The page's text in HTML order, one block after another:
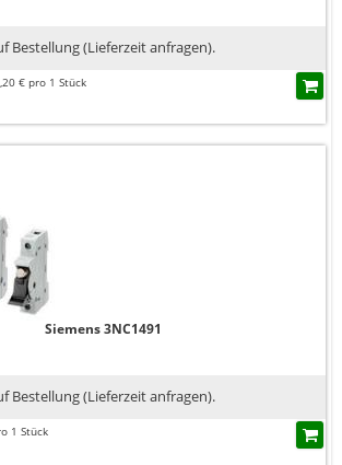
Bestellung (Lieferzeit anfragen).
€ pro 1 Stück
Siemens 3NC1491
Bestellung (Lieferzeit anfragen).
1 Stück